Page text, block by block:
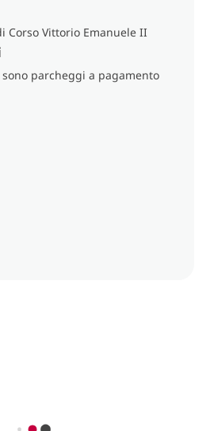
Corso Vittorio Emanuele II
parcheggi a pagamento